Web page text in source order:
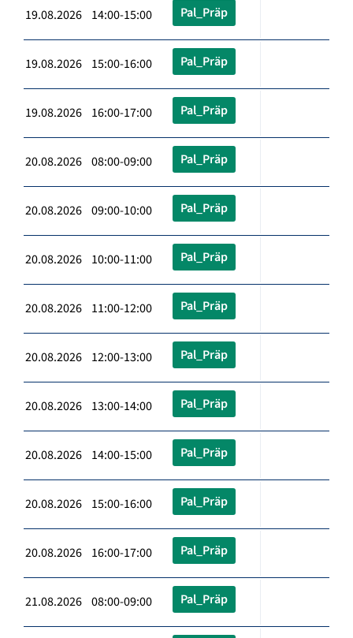
19.08.2026 14:00-15:00 Pal_Präp
19.08.2026 15:00-16:00 Pal_Präp
19.08.2026 16:00-17:00 Pal_Präp
20.08.2026 08:00-09:00 Pal_Präp
20.08.2026 09:00-10:00 Pal_Präp
20.08.2026 10:00-11:00 Pal_Präp
20.08.2026 11:00-12:00 Pal_Präp
20.08.2026 12:00-13:00 Pal_Präp
20.08.2026 13:00-14:00 Pal_Präp
20.08.2026 14:00-15:00 Pal_Präp
20.08.2026 15:00-16:00 Pal_Präp
20.08.2026 16:00-17:00 Pal_Präp
21.08.2026 08:00-09:00 Pal_Präp